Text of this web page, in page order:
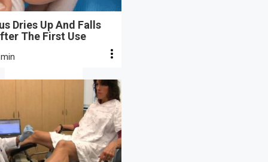
Dries Up And Falls
The First Use